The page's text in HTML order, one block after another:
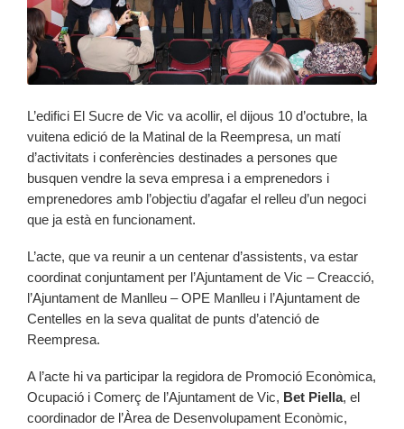
L’edifici El Sucre de Vic va acollir, el dijous 10 d’octubre, la
vuitena edició de la Matinal de la Reempresa, un matí
d’activitats i conferències destinades a persones que
busquen vendre la seva empresa i a emprenedors i
emprenedores amb l’objectiu d’agafar el relleu d’un negoci
que ja està en funcionament.
L’acte, que va reunir a un centenar d’assistents, va estar
coordinat conjuntament per l’Ajuntament de Vic – Creacció,
l’Ajuntament de Manlleu – OPE Manlleu i l’Ajuntament de
Centelles en la seva qualitat de punts d’atenció de
Reempresa.
A l’acte hi va participar la regidora de Promoció Econòmica,
Ocupació i Comerç de l’Ajuntament de Vic, Bet Piella, el
coordinador de l’Àrea de Desenvolupament Econòmic,